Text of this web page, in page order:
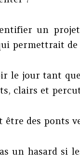
un
permettrait de
le jour tant
clairs et
être des ponts
un hasard si